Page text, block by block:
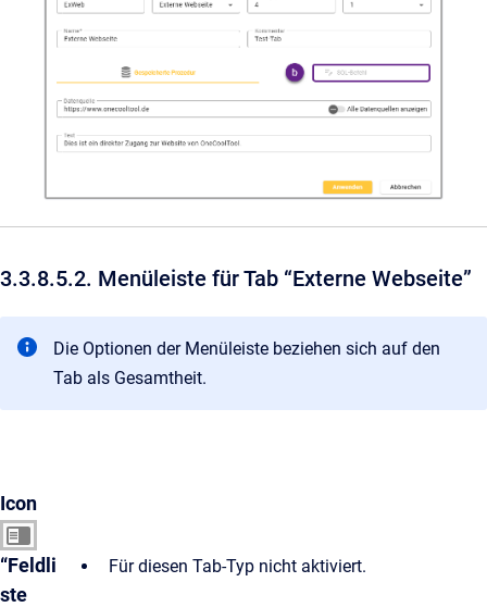
3.3.8.5.2. Menüleiste für Tab “Externe Webseite”
Die Optionen der Menüleiste beziehen sich auf den
Tab als Gesamtheit.
Icon
“Feldli
ste
Für diesen Tab-Typ nicht aktiviert.